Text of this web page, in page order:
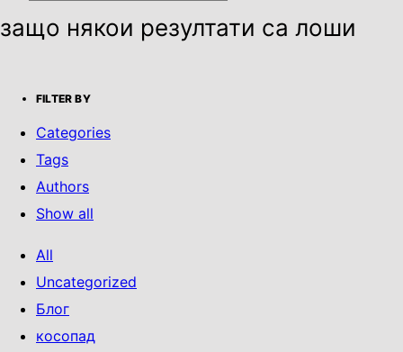
защо някои резултати са лоши
FILTER BY
Categories
Tags
Authors
Show all
All
Uncategorized
Блог
косопад